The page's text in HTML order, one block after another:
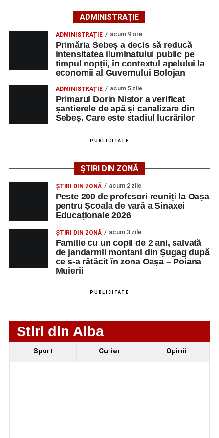
Ultimele știri din Sebeș
Primăria Sebeș a decis să reducă intensitatea
iluminatului public pe timpul nopții, în contextul
apelului la economii al Guvernului Bolojan
cea de-a III-a ediție a concursului „CicloAventurier
de Sebeș”
Primul concert din cadrul String Symphonic Camp
Elena Damian. Concursul „Memoria Holocaustului” se
organizează și se desfășoară în conformitate cu
prevederile Metodologiei-cadru de organizare şi
desfăşurare a competiţiilor şcolare, aprobată prin Ordinul
ministrului educaţiei, cercetării, tineretului şi sportului nr.
3035/2012, cu modificările și completările ulterioare și
este inclus în lista olimpiadelor și concursurilor școlare
organizate și finanțate de Ministerul Educației.
Urmărește-ne pe Google News
Ultimele știri din Sebeș
Primăria Sebeș a decis să reducă intensitatea
iluminatului public pe timpul nopții, în contextul
apelului la economii al Guvernului Bolojan
Duminică, 23 august 2026, Râpa Roșie găzduiește
cea de-a III-a ediție a concursului „CicloAventurier
de Sebeș”
Primul concert din cadrul String Symphonic Camp
ADMINISTRAȚIE
ADMINISTRAȚIE acum 9 ore
Primăria Sebeș a decis să reducă
intensitatea iluminatului public pe
timpul nopții, în contextul apelului la
economii al Guvernului Bolojan
ADMINISTRAȚIE acum 5 zile
Primarul Dorin Nistor a verificat
șantierele de apă și canalizare din
Sebeș. Care este stadiul lucrărilor
PUBLICITATE
ȘTIRI DIN ZONĂ
ȘTIRI DIN ZONĂ acum 2 zile
Peste 200 de profesori reuniți la Oașa
pentru Școala de vară a Sinaxei
Educaționale 2026
ȘTIRI DIN ZONĂ acum 3 zile
Familie cu un copil de 2 ani, salvată
de jandarmii montani din Șugag după
ce s-a rătăcit în zona Oașa – Poiana
Muierii
PUBLICITATE
Stiri din Alba
Sport Curier Opinii